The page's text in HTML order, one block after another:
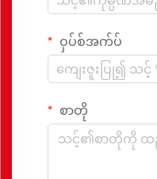
ဝှပ်စ်အက်ပ်
စာတို